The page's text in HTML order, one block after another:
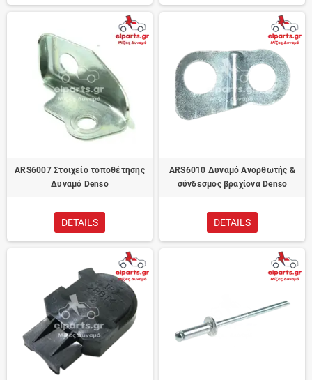
ARS6007 Στοιχείο τοποθέτησης
Δυναμό Denso
DETAILS
ARS6010 Δυναμό Ανορθωτής &
σύνδεσμος βραχίονα Denso
DETAILS